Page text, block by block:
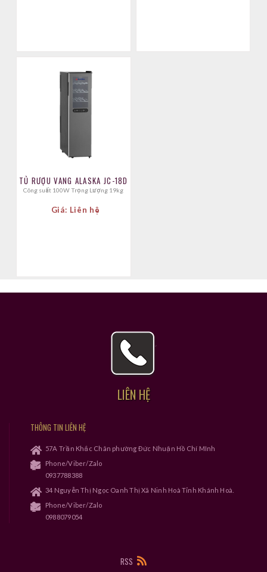
TỦ RƯỢU VANG ALASKA JC-18D
Công suất 100W Trọng Lượng 19kg
Giá: Liên hệ
LIÊN HỆ
THÔNG TIN LIÊN HỆ
57A Trần Khắc Chân phường Đức Nhuận Hồ Chí MInh
Phone/Viber/Zalo
0937788388
34 Nguyễn Thị Ngọc Oanh Thị Xã Ninh Hoà Tỉnh Khánh Hoà.
Phone/Viber/Zalo
0988079054
RSS